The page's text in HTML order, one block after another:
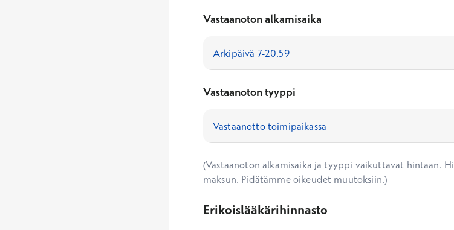
Vastaanoton alkamisaika
Vastaanoton tyyppi
(Vastaanoton alkamisaika ja tyyppi vaikuttavat hintaan.
maksun. Pidätämme oikeudet muutoksiin.)
Erikoislääkärihinnasto